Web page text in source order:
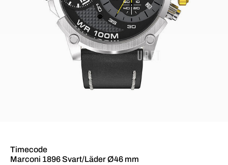
Timecode
Marconi 1896 Svart/Läder Ø46 mm